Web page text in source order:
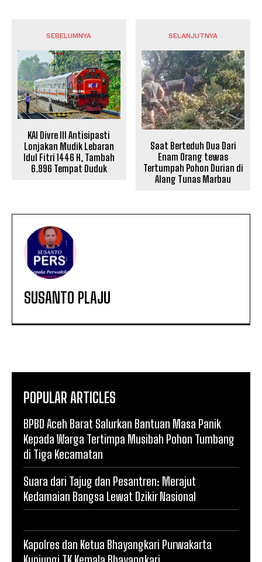
SEBELUMNYA
KAI Divre III Antisipasti
Lonjakan Mudik Lebaran
Idul Fitri 1446 H, Tambah
6.996 Tempat Duduk
SELANJUTNYA
Saat Berteduh Dua Dari
Enam Orang tewas
Tertumpah Pohon Durian di
Alang Tunas Marbau
SUSANTO PLAJU
POPULAR ARTICLES
BPBD Aceh Barat Salurkan Bantuan Masa Panik
Kepada Warga Tertimpa Musibah Pohon Tumbang
di Tiga Kecamatan
Suara dari Tajug dan Pesantren: Merajut
Kedamaian Bangsa Lewat Dzikir Nasional
Kapolres dan Ketua Bhayangkari Purwakarta